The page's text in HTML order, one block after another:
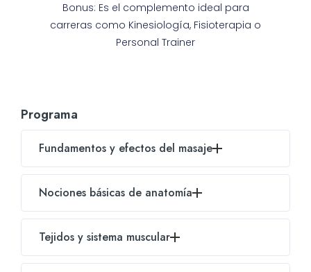
Bonus: Es el complemento ideal para
carreras como Kinesiología, Fisioterapia o
Personal Trainer
Programa
Fundamentos y efectos del masaje
Historia de la Masoterapia.
Evolución de la Masoterapia.
Nociones básicas de anatomía
articular
Tejidos y sistema muscular